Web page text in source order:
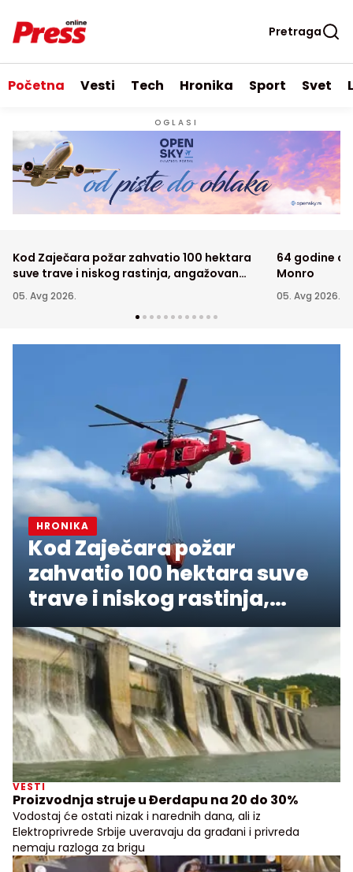
Pretraga
Početna Vesti Tech Hronika Sport Svet
OGLASI
Kod Zaječara požar zahvatio 100 hektara
suve trave i niskog rastinja, angažovan
"Kamov"
05. Avg 2026.
64 godine
Monro
05. Avg 2026.
HRONIKA
Kod Zaječara požar
zahvatio 100 hektara suve
trave i niskog rastinja,
angažovan "Kamov"
VESTI
Proizvodnja struje u Đerdapu na 20 do 30%
Vodostaj će ostati nizak i narednih dana, ali iz
Elektroprivrede Srbije uveravaju da građani i privreda
nemaju razloga za brigu